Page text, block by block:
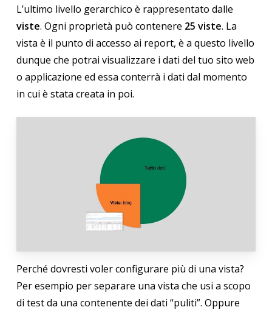
L’ultimo livello gerarchico è rappresentato dalle
viste. Ogni proprietà può contenere 25 viste. La
vista è il punto di accesso ai report, è a questo livello
dunque che potrai visualizzare i dati del tuo sito web
o applicazione ed essa conterrà i dati dal momento
in cui è stata creata in poi.
Perché dovresti voler configurare più di una vista?
Per esempio per separare una vista che usi a scopo
di test da una contenente dei dati “puliti”. Oppure